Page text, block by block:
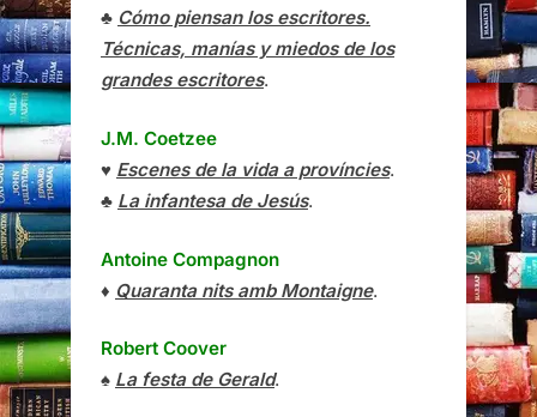
♣ Cómo piensan los escritores.
Técnicas, manías y miedos de los
grandes escritores.
J.M. Coetzee
♥ Escenes de la vida a províncies.
♣ La infantesa de Jesús.
Antoine Compagnon
♦ Quaranta nits amb Montaigne.
Robert Coover
♠ La festa de Gerald.